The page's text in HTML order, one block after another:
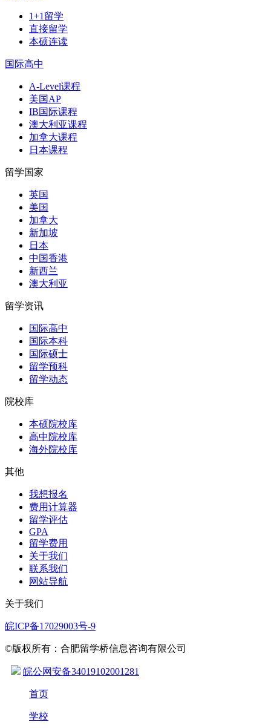
1+1留学
直接留学
本硕连读
国际高中
A-Level课程
美国AP
IB国际课程
澳大利亚课程
加拿大课程
日本课程
留学国家
英国
美国
加拿大
新加坡
日本
中国香港
新西兰
澳大利亚
留学资讯
国际高中
国际本科
国际硕士
留学预科
留学动态
院校库
本硕院校库
高中院校库
海外院校库
其他
我想报名
费用计算器
留学评估
GPA
留学费用
关于我们
联系我们
网站导航
关于我们
皖ICP备17029003号-9
©版权所有：合肥留学桥信息咨询有限公司
皖公网安备34019102001281
首页
学校